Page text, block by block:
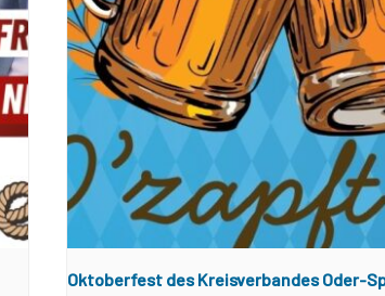
Oktoberfest des Kreisverbandes Oder-